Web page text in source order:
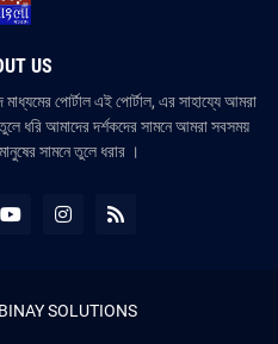
US
পোর্টাল এই পোর্টাল, এর সাহায্যে আমরা
ধরি আমাদের দর্শকদের সামনে আমরা সবসময়
সামনে তুলে ধরার ।
SOLUTIONS